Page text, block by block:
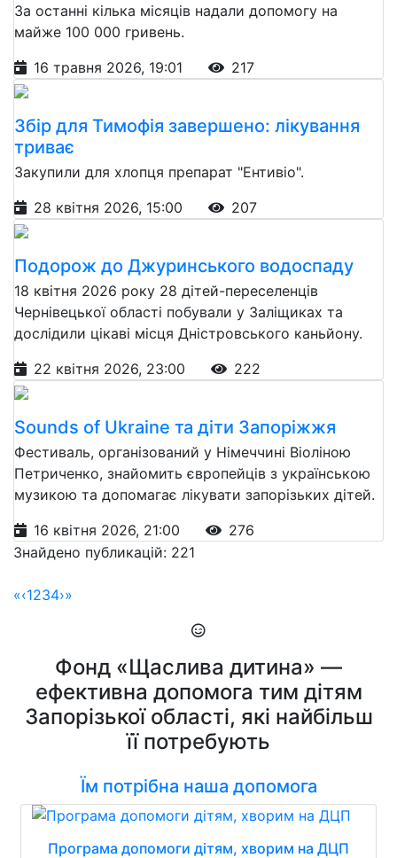
За останні кілька місяців надали допомогу на
майже 100 000 гривень.
16 травня 2026, 19:01
217
Збір для Тимофія завершено: лікування
триває
Закупили для хлопця препарат "Ентивіо".
28 квітня 2026, 15:00
207
Подорож до Джуринського водоспаду
18 квітня 2026 року 28 дітей-переселенців
Чернівецької області побували у Заліщиках та
дослідили цікаві місця Дністровського каньйону.
22 квітня 2026, 23:00
222
Sounds of Ukraine та діти Запоріжжя
Фестиваль, організований у Німеччині Віоліною
Петриченко, знайомить європейців з українською
музикою та допомагає лікувати запорізьких дітей.
16 квітня 2026, 21:00
276
Знайдено публикацій: 221
«‹1234›»
Фонд «Щаслива дитина» —
ефективна допомога тим дітям
Запорізької області, які найбільш
її потребують
Їм потрібна наша допомога
Програма допомоги дітям, хворим на ДЦП